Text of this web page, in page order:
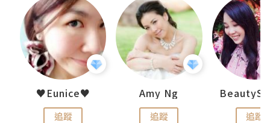
♥Eunice♥
追蹤
Amy Ng
追蹤 追蹤